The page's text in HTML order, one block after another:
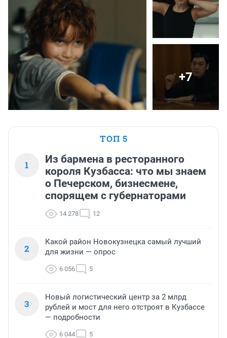
+7
ТОП 5
1
Из бармена в ресторанного
короля Кузбасса: что мы знаем
о Печерском, бизнесмене,
спорящем с губернаторами
14 278 12
2
Какой район Новокузнецка самый лучший
для жизни — опрос
6 056 5
3
Новый логистический центр за 2 млрд
рублей и мост для него отстроят в Кузбассе
— подробности
6 044 5